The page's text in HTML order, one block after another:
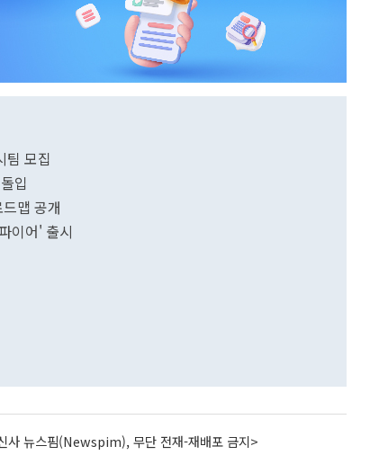
팀 모집
입
맵 공개
이어' 출시
사 뉴스핌(Newspim), 무단 전재-재배포 금지>